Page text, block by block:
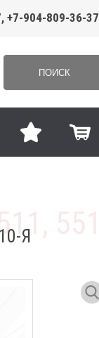
+7-904-809-36-37
ПОИСК
Я